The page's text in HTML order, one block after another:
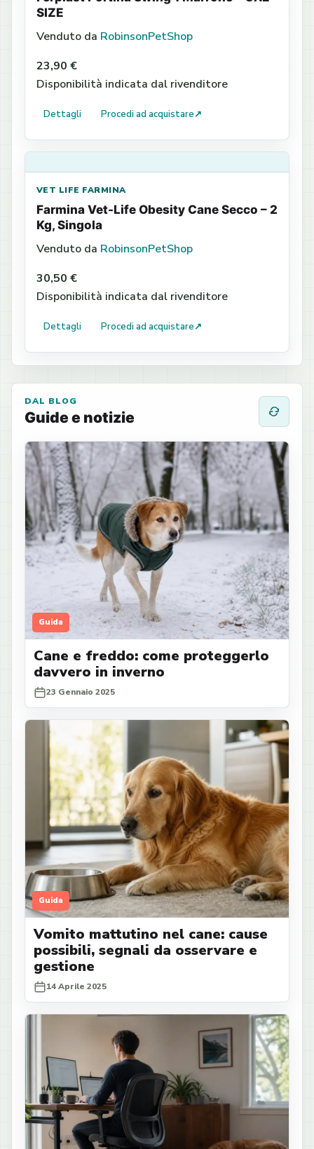
SIZE
Venduto da RobinsonPetShop
23,90 €
Disponibilità indicata dal rivenditore
Dettagli Procedi ad acquistare↗
VET LIFE FARMINA
Farmina Vet-Life Obesity Cane Secco – 2
Kg, Singola
Venduto da RobinsonPetShop
30,50 €
Disponibilità indicata dal rivenditore
Dettagli Procedi ad acquistare↗
DAL BLOG
Guide e notizie
Guida
Cane e freddo: come proteggerlo
davvero in inverno
23 Gennaio 2025
Guida
Vomito mattutino nel cane: cause
possibili, segnali da osservare e
gestione
14 Aprile 2025